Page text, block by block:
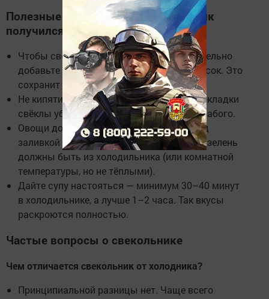
Полезные советы, чтобы свекольник
получился идеальным
Чтобы свёкла не потеряла цвет — обязательно
добавьте при варке уксус или лимонный сок. Это
сохранит яркий бордовый оттенок.
Не кипятите слишком активно — после закладки
свёклы убавьте огонь до среднего или слабого.
Овощи должны быть холодными — перед
заливкой свекольным отваром огурцы и зелень
должны быть из холодильника (или комнатной
температуры, но не тёплыми).
Дайте супу настояться — минимум 30–40 минут
в холодильнике, а лучше 1–2 часа. Так вкусы
раскроются полностью.
Частые вопросы о свекольнике
Чем отличается свекольник от холодника?
Принципиальной разницы нет. Чаще всего